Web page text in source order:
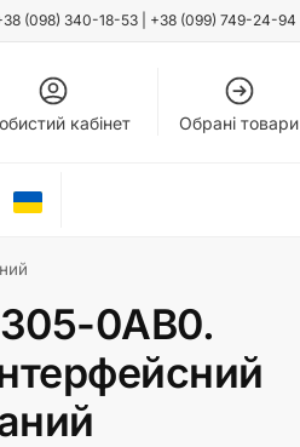
(098) 340-18-53 +38 (099) 749-24-94
кабінет Обрані товари
0AB0.